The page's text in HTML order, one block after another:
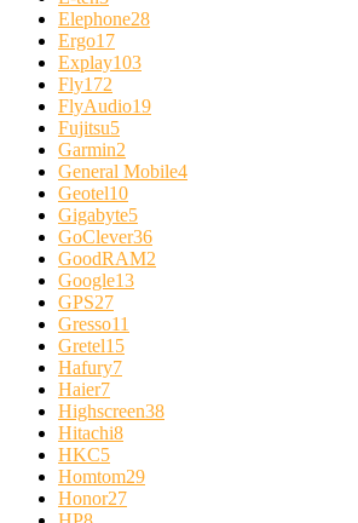
Elephone28
Ergo17
Explay103
Fly172
FlyAudio19
Fujitsu5
Garmin2
General Mobile4
Geotel10
Gigabyte5
GoClever36
GoodRAM2
Google13
GPS27
Gresso11
Gretel15
Hafury7
Haier7
Highscreen38
Hitachi8
HKC5
Homtom29
Honor27